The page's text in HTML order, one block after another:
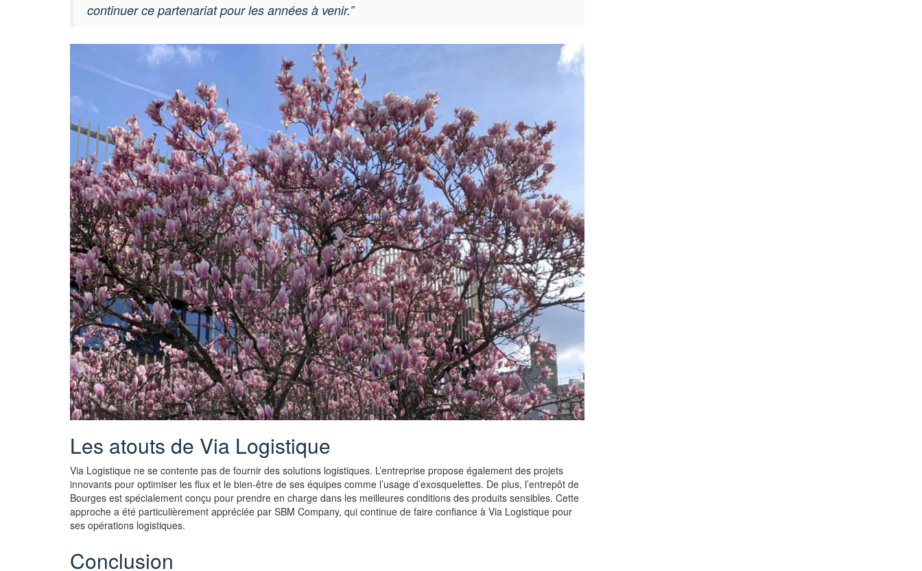
continuer ce partenariat pour les années à venir.”
Les atouts de Via Logistique
Via Logistique ne se contente pas de fournir des solutions logistiques. L’entreprise propose également des projets
innovants pour optimiser les flux et le bien-être de ses équipes comme l’usage d’exosquelettes. De plus, l’entrepôt de
Bourges est spécialement conçu pour prendre en charge dans les meilleures conditions des produits sensibles. Cette
approche a été particulièrement appréciée par SBM Company, qui continue de faire confiance à Via Logistique pour
ses opérations logistiques.
Conclusion